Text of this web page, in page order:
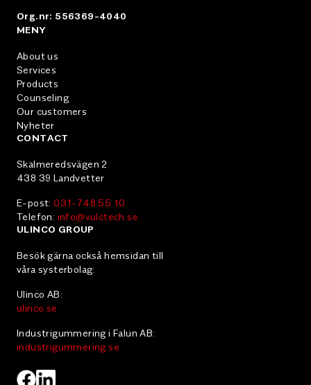
Org.nr: 556369-4040
MENY
About us
Services
Products
Counseling
Our customers
Nyheter
CONTACT
Skalmeredsvägen 2
438 39 Landvetter
E-post:031-748 55 10
Telefon: info@vulctech.se
ULINCO GROUP
Besök gärna också hemsidan till
våra systerbolag:
Ulinco AB:
ulinco.se
Industrigummering i Falun AB:
industrigummering.se